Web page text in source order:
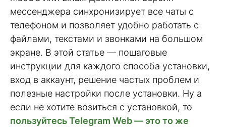
мессенджера синхронизирует все чаты с
телефоном и позволяет удобно работать с
файлами, текстами и звонками на большом
экране. В этой статье — пошаговые
инструкции для каждого способа установки,
вход в аккаунт, решение частых проблем и
полезные настройки после установки. Ну а
если не хотите возиться с установкой, то
пользуйтесь Telegram Web — это то же